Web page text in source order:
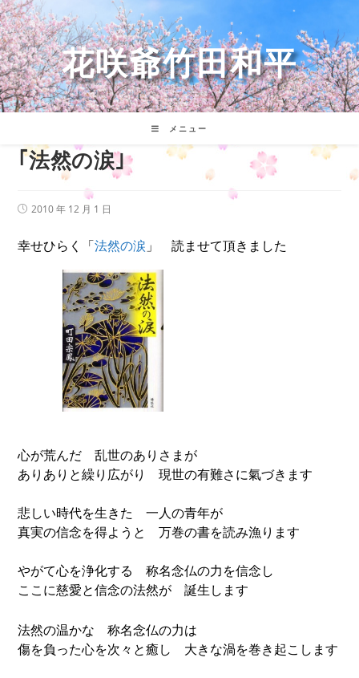
コ
ン
テ
ン
ツ
へ
ス
花咲爺竹田和平
メニュー
｢法然の涙｣
投
開
日:
2010 年 12 月 1 日
幸せひらく「法然の涙 」 読ませて頂きました
心が荒んだ 乱世のありさまが
ありありと繰り広がり 現世の有難さに氣づきます
悲しい時代を生きた 一人の青年が
真実の信念を得ようと 万巻の書を読み漁ります
やがて心を浄化する 称名念仏の力を信念し
ここに慈愛と信念の法然が 誕生します
法然の温かな 称名念仏の力は
傷を負った心を次々と癒し 大きな渦を巻き起こします